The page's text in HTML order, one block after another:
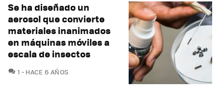
Se ha diseñado un
aerosol que convierte
materiales inanimados
en máquinas móviles a
escala de insectos
1 COMENTARIOS
HACE 6 AÑOS